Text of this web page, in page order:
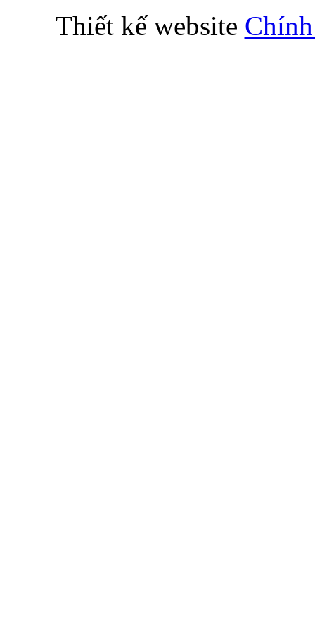
Thiết kế website